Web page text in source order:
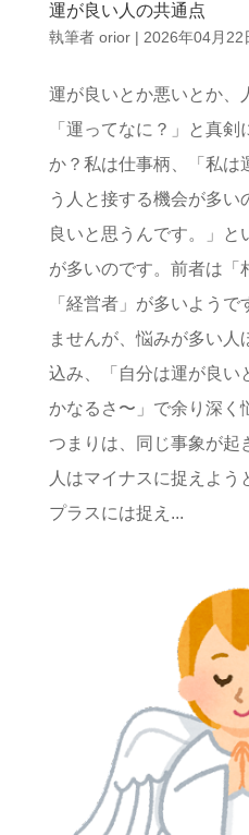
運が良い人の共通点
執筆者 orior| 2026年04月22
運が良いとか悪いとか、
「運ってなに？」と真
か？私は仕事柄、「私
う人と接する機会が多い
良いと思うんです。」と
が多いのです。前者は「
「経営者」が多いよう
ませんが、悩みが多い人
込み、「自分は運が良い
かなるさ〜」で余り深く
つまりは、同じ事象が起
人はマイナスに捉えよ
プラスには捉え...